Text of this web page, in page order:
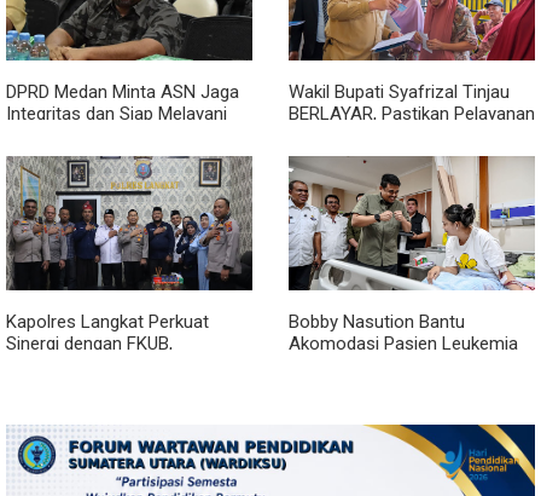
DPRD Medan Minta ASN Jaga
Integritas dan Siap Melayani
Wakil Bupati Syafrizal Tinjau
BERLAYAR, Pastikan Pelayanan
Kapolres Langkat Perkuat
Sinergi dengan FKUB,
Bobby Nasution Bantu
Akomodasi Pasien Leukemia